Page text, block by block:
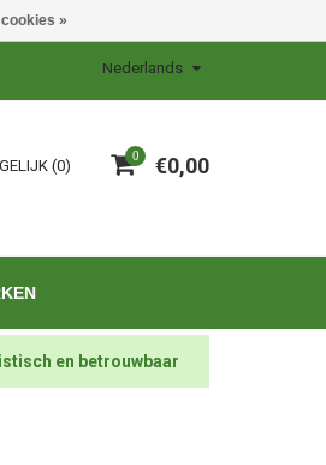
Nederlands
0 €0,00
(0)
en betrouwbaar
»